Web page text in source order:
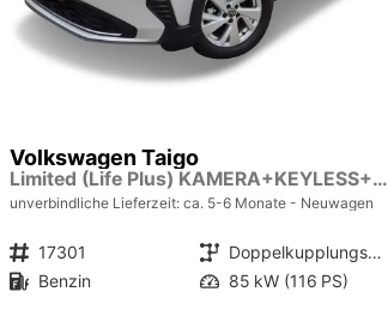
Volkswagen Taigo
Limited (Life Plus) KAMERA+KEYLESS+17'' ALU+LED
unverbindliche Lieferzeit: ca. 5-6 Monate Neuwagen
Fahrzeugnr. 17301 Getriebe
Doppelkupplungsgetriebe (DSG)
Kraftstoff Benzin Leistung 85 kW (116 PS)